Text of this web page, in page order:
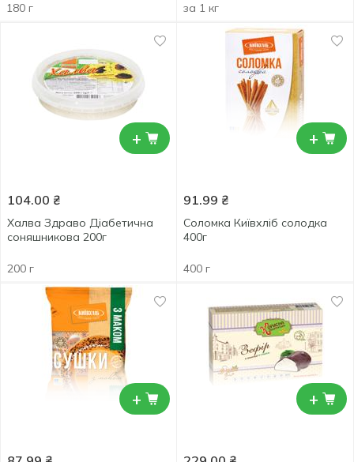
180 г
за 1 кг
+
104.00 ₴
Халва Здраво Діабетична
соняшникова 200г
200 г
+
91.99 ₴
Соломка Київхліб солодка
400г
400 г
+ +